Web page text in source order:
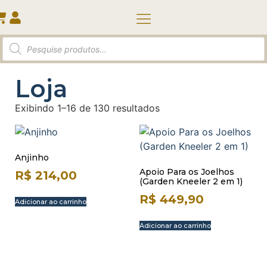
Loja
Exibindo 1–16 de 130 resultados
Anjinho
R$ 214,00
Adicionar ao carrinho
Apoio Para os Joelhos
(Garden Kneeler 2 em 1)
R$ 449,90
Adicionar ao carrinho